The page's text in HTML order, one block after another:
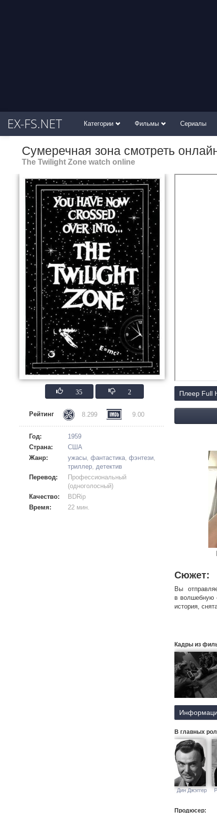
EX-FS.NET Категории Фильмы Сериалы
Сумеречная зона смотреть
The Twilight Zone watch online
35 2
Рейтинг 8.299 9.00
Год:
1959
Страна:
США
Жанр:
ужасы, фантастика, фэнтези,
триллер, детектив
Перевод:
Профессиональный
(одноголосный)
Качество:
BDRip
Время:
22 мин.
Плеер Full
Сюжет:
Вы
в волшебную
история,
Кадры из
В главных
Дин Джэггер
Продюсер: